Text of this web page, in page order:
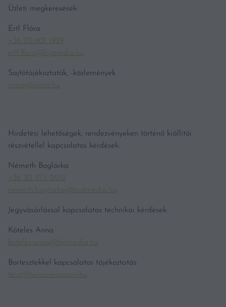
Üzleti megkeresések:
Ertl Flóra
+36 70 601 1929
ertl.flora@hgmedia.hu
Sajtótájékoztatók, -közlemények
vince@vince.hu
Hirdetési lehetőségek, rendezvényeken történő kiállítói
részvétellel kapcsolatos kérdések:
Németh Boglárka
+36 30 975 2652
nemeth.boglarka@kodmedia.hu
Jegyvásárlással kapcsolatos technikai kérdések:
Köteles Anna
koteles.anna@hgmedia.hu
Bortesztekkel kapcsolatos tájékoztatás
teszt@vincemagazin.hu